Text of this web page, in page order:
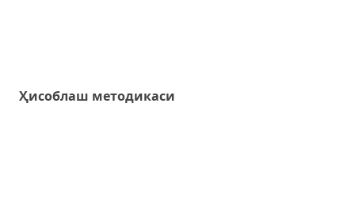
Ҳисоблаш методикаси